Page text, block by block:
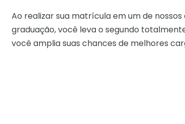
Ao realizar sua matrícula em um de
graduação, você leva o segundo
você amplia suas chances de melhores